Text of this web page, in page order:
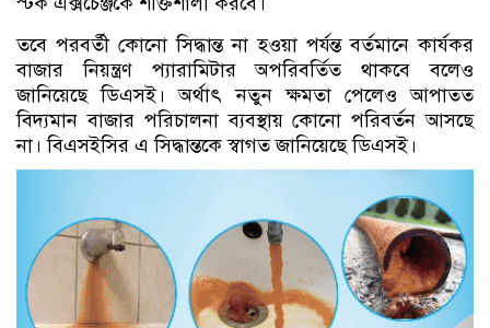
তবে পরবর্তী কোনো সিদ্ধান্ত না হওয়া পর্যন্ত বর্তমানে কার্যকর
বাজার নিয়ন্ত্রণ প্যারামিটার অপরিবর্তিত থাকবে বলেও
জানিয়েছে ডিএসই। অর্থাৎ নতুন ক্ষমতা পেলেও আপাতত
বিদ্যমান বাজার পরিচালনা ব্যবস্থায় কোনো পরিবর্তন আসছে
না। বিএসইসির এ সিদ্ধান্তকে স্বাগত জানিয়েছে ডিএসই।